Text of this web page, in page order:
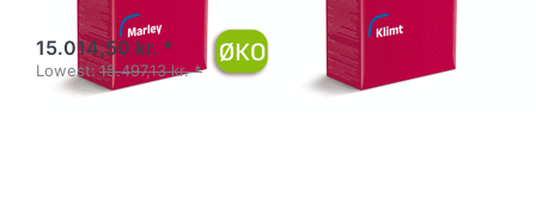
15.014,50 kr. *
Lowest:15.497,13 kr. *